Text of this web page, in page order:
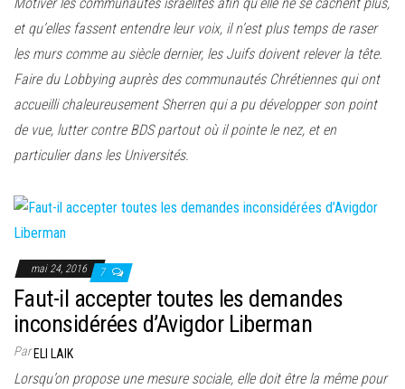
et qu’elles fassent entendre leur voix, il n’est plus temps de raser
les murs comme au siècle dernier, les Juifs doivent relever la tête.
Faire du Lobbying auprès des communautés Chrétiennes qui ont
accueilli chaleureusement Sherren qui a pu développer son point
de vue, lutter contre BDS partout où il pointe le nez, et en
particulier dans les Universités.
mai 24, 2016 7
Faut-il accepter toutes les demandes
inconsidérées d’Avigdor Liberman
ParELI LAIK
Lorsqu’on propose une mesure sociale, elle doit être la même pour